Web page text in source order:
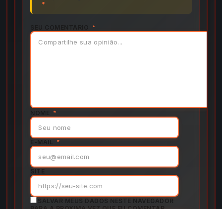
*
*
NOME *
E-MAIL *
SITE
SALVAR MEUS DADOS NESTE NAVEGADOR